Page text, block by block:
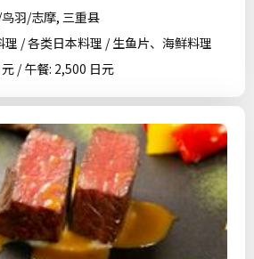
羽/志摩, 三重县
理 / 各类日本料理 / 生鱼片、海鲜料理
/ 午餐: 2,500 日元